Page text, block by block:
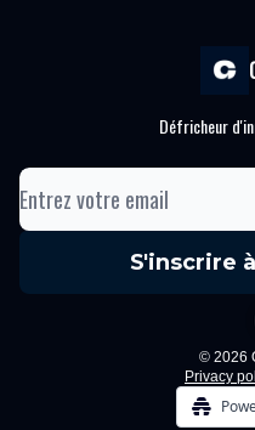
Défricheur
© 2026
Privacy